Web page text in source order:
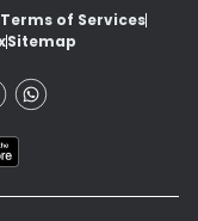
Terms of Services
Sitemap